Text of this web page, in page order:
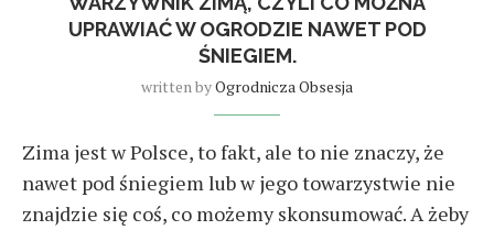
UPRAWIAĆ W OGRODZIE NAWET POD
ŚNIEGIEM.
written byOgrodnicza Obsesja
Zima jest w Polsce, to fakt, ale to nie znaczy, że
nawet pod śniegiem lub w jego towarzystwie nie
znajdzie się coś, co możemy skonsumować. A żeby